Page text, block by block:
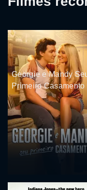
Georgie e Mandy
Primeiro Casamento